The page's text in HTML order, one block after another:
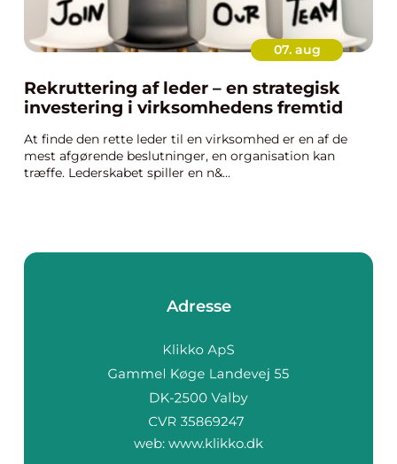
07. aug
Rekruttering af leder – en strategisk
investering i virksomhedens fremtid
At finde den rette leder til en virksomhed er en af de
mest afgørende beslutninger, en organisation kan
træffe. Lederskabet spiller en n&...
Adresse
web: www.klikko.dk